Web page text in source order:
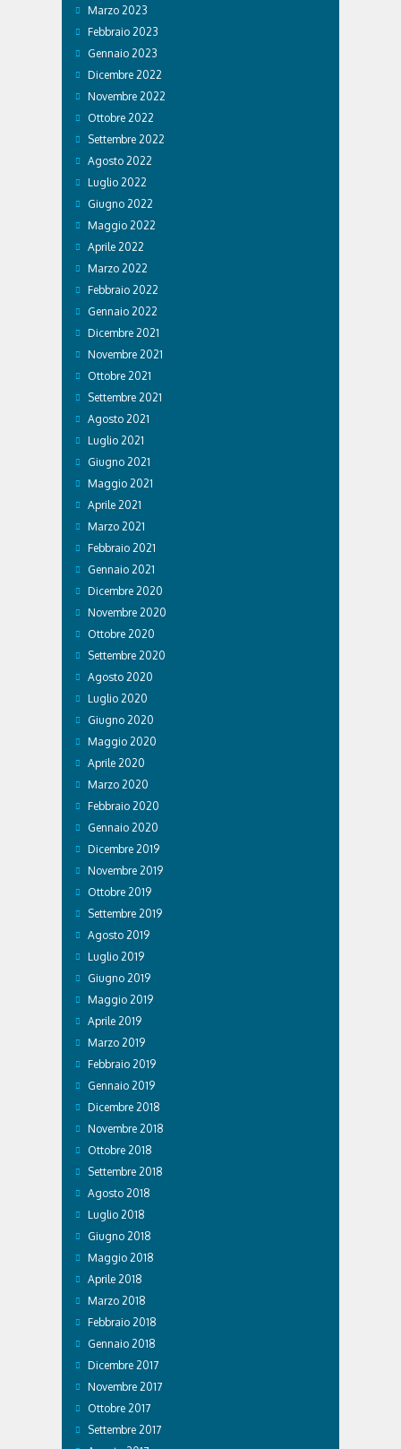
Marzo 2023
Febbraio 2023
Gennaio 2023
Dicembre 2022
Novembre 2022
Ottobre 2022
Settembre 2022
Agosto 2022
Luglio 2022
Giugno 2022
Maggio 2022
Aprile 2022
Marzo 2022
Febbraio 2022
Gennaio 2022
Dicembre 2021
Novembre 2021
Ottobre 2021
Settembre 2021
Agosto 2021
Luglio 2021
Giugno 2021
Maggio 2021
Aprile 2021
Marzo 2021
Febbraio 2021
Gennaio 2021
Dicembre 2020
Novembre 2020
Ottobre 2020
Settembre 2020
Agosto 2020
Luglio 2020
Giugno 2020
Maggio 2020
Aprile 2020
Marzo 2020
Febbraio 2020
Gennaio 2020
Dicembre 2019
Novembre 2019
Ottobre 2019
Settembre 2019
Agosto 2019
Luglio 2019
Giugno 2019
Maggio 2019
Aprile 2019
Marzo 2019
Febbraio 2019
Gennaio 2019
Dicembre 2018
Novembre 2018
Ottobre 2018
Settembre 2018
Agosto 2018
Luglio 2018
Giugno 2018
Maggio 2018
Aprile 2018
Marzo 2018
Febbraio 2018
Gennaio 2018
Dicembre 2017
Novembre 2017
Ottobre 2017
Settembre 2017